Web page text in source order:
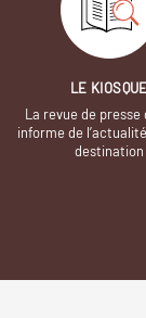
LE
La revue de presse
informe de
destination